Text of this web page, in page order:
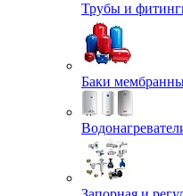
Трубы и
Баки